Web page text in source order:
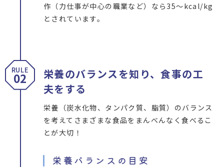
作（力仕事が中心の職業など）なら35～kcal/kg
とされています。
RULE
02
栄養のバランスを知り、食事の工
夫をする
栄養（炭水化物、タンパク質、脂質）のバランス
を考えてさまざまな食品をまんべんなく食べるこ
とが大切！
栄養バランスの目安